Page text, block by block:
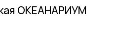
ОКЕАНАРИУМ